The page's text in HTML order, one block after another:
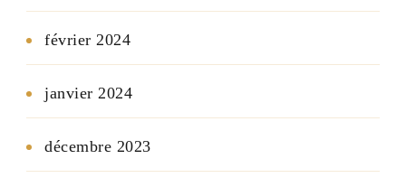
février 2024
janvier 2024
décembre 2023